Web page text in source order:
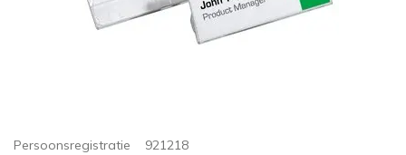
Persoonsregistratie 921218